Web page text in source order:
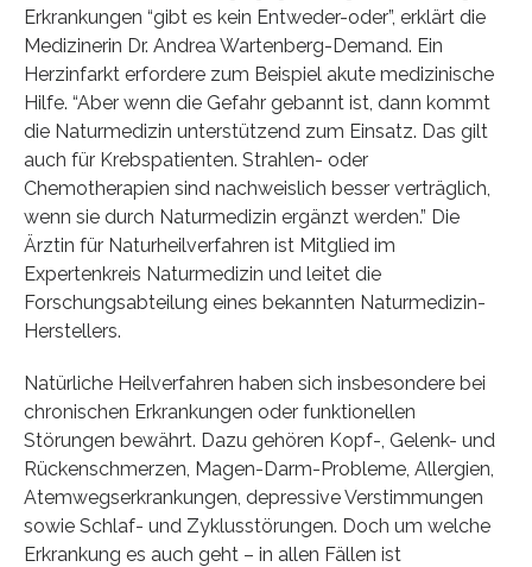
Erkrankungen “gibt es kein Entweder-oder”, erklärt die
Medizinerin Dr. Andrea Wartenberg-Demand. Ein
Herzinfarkt erfordere zum Beispiel akute medizinische
Hilfe. “Aber wenn die Gefahr gebannt ist, dann kommt
die Naturmedizin unterstützend zum Einsatz. Das gilt
auch für Krebspatienten. Strahlen- oder
Chemotherapien sind nachweislich besser verträglich,
wenn sie durch Naturmedizin ergänzt werden.” Die
Ärztin für Naturheilverfahren ist Mitglied im
Expertenkreis Naturmedizin und leitet die
Forschungsabteilung eines bekannten Naturmedizin-
Herstellers.
Natürliche Heilverfahren haben sich insbesondere bei
chronischen Erkrankungen oder funktionellen
Störungen bewährt. Dazu gehören Kopf-, Gelenk- und
Rückenschmerzen, Magen-Darm-Probleme, Allergien,
Atemwegserkrankungen, depressive Verstimmungen
sowie Schlaf- und Zyklusstörungen. Doch um welche
Erkrankung es auch geht – in allen Fällen ist